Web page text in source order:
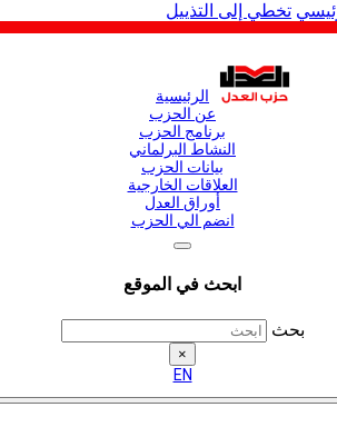
تخطي إلى التذييل
الرئيسية
عن الحزب
برنامج الحزب
النشاط البرلماني
بيانات الحزب
العلاقات الخارجية
أوراق العدل
انضم الي الحزب
ابحث في الموقع